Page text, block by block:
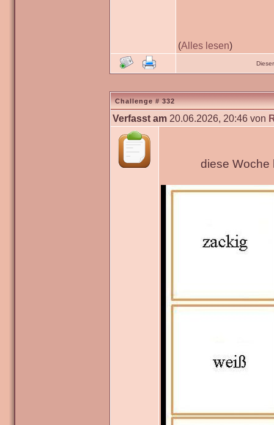
(Alles lesen)
Challenge # 332
Verfasst am 20.06.2026, 20:46 von
diese Woche